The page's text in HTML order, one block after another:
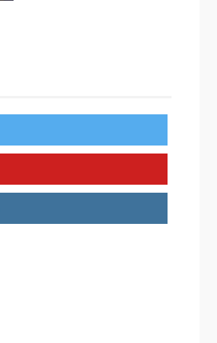
ÚLTIMA HORA
operaciones de carga
Aeropuerto de